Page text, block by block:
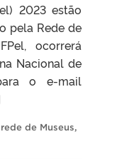
2023 estão
pela Rede de
ocorrerá
Nacional de
o e-mail
rede de Museus,